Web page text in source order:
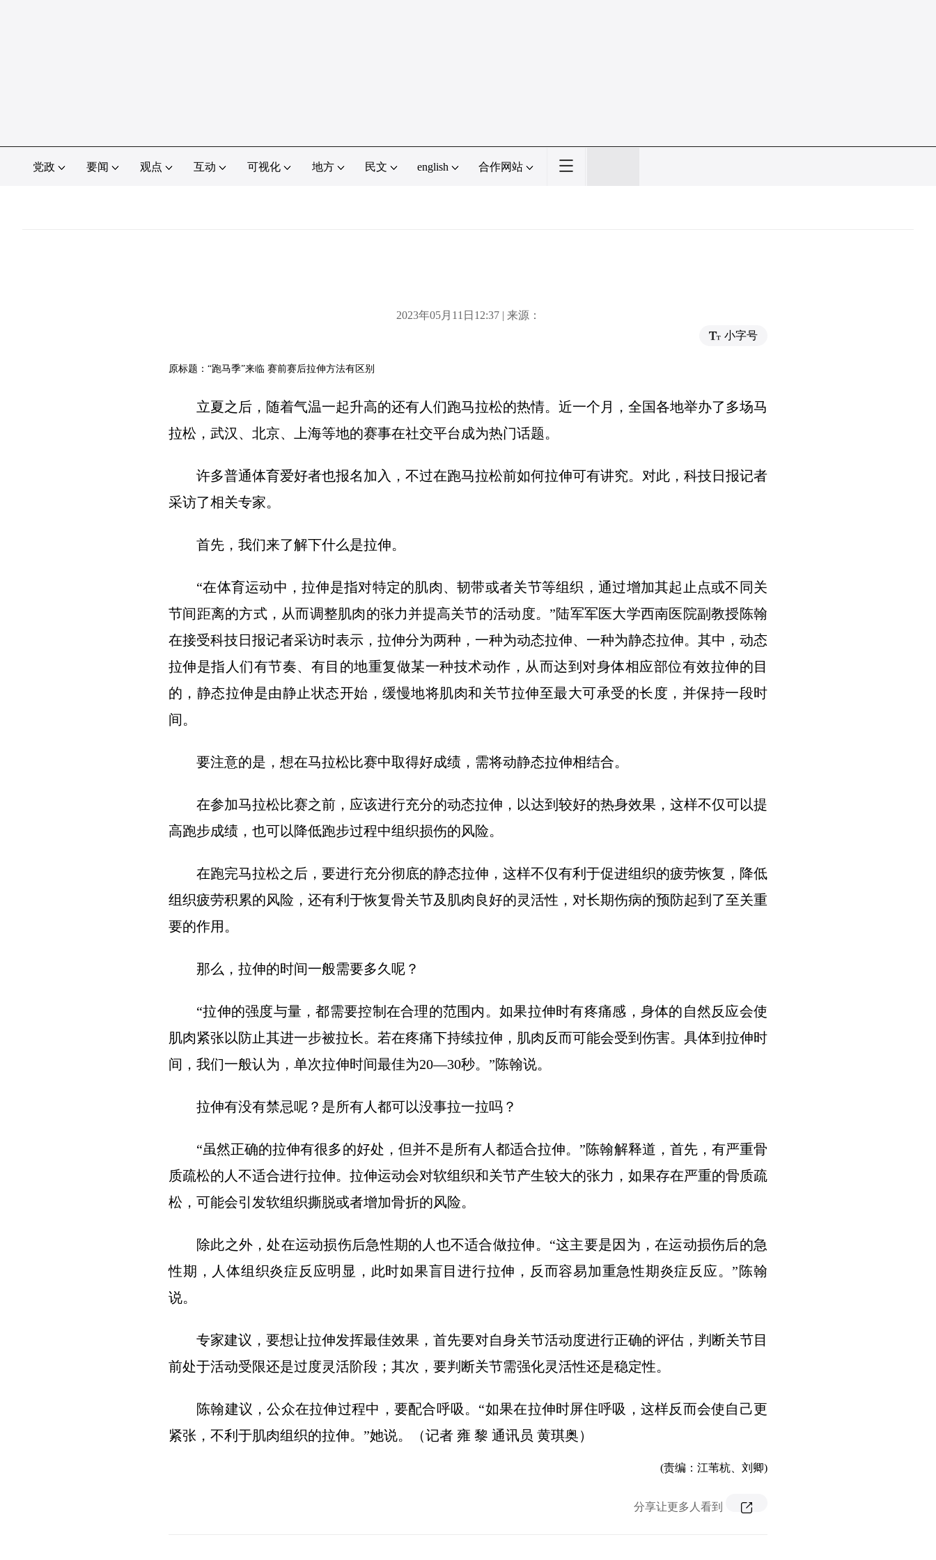
党政 要闻 观点 互动 可视化 地方 民文 english 合作网站
2023年05月11日12:37 | 来源：
小字号
原标题：“跑马季”来临 赛前赛后拉伸方法有区别
立夏之后，随着气温一起升高的还有人们跑马拉松的热情。近一个月，全国各地举办了多场马
拉松，武汉、北京、上海等地的赛事在社交平台成为热门话题。
许多普通体育爱好者也报名加入，不过在跑马拉松前如何拉伸可有讲究。对此，科技日报记者
采访了相关专家。
首先，我们来了解下什么是拉伸。
“在体育运动中，拉伸是指对特定的肌肉、韧带或者关节等组织，通过增加其起止点或不同关
节间距离的方式，从而调整肌肉的张力并提高关节的活动度。”陆军军医大学西南医院副教授陈翰
在接受科技日报记者采访时表示，拉伸分为两种，一种为动态拉伸、一种为静态拉伸。其中，动态
拉伸是指人们有节奏、有目的地重复做某一种技术动作，从而达到对身体相应部位有效拉伸的目
的，静态拉伸是由静止状态开始，缓慢地将肌肉和关节拉伸至最大可承受的长度，并保持一段时
间。
要注意的是，想在马拉松比赛中取得好成绩，需将动静态拉伸相结合。
在参加马拉松比赛之前，应该进行充分的动态拉伸，以达到较好的热身效果，这样不仅可以提
高跑步成绩，也可以降低跑步过程中组织损伤的风险。
在跑完马拉松之后，要进行充分彻底的静态拉伸，这样不仅有利于促进组织的疲劳恢复，降低
组织疲劳积累的风险，还有利于恢复骨关节及肌肉良好的灵活性，对长期伤病的预防起到了至关重
要的作用。
那么，拉伸的时间一般需要多久呢？
“拉伸的强度与量，都需要控制在合理的范围内。如果拉伸时有疼痛感，身体的自然反应会使
肌肉紧张以防止其进一步被拉长。若在疼痛下持续拉伸，肌肉反而可能会受到伤害。具体到拉伸时
间，我们一般认为，单次拉伸时间最佳为20—30秒。”陈翰说。
拉伸有没有禁忌呢？是所有人都可以没事拉一拉吗？
“虽然正确的拉伸有很多的好处，但并不是所有人都适合拉伸。”陈翰解释道，首先，有严重骨
质疏松的人不适合进行拉伸。拉伸运动会对软组织和关节产生较大的张力，如果存在严重的骨质疏
松，可能会引发软组织撕脱或者增加骨折的风险。
除此之外，处在运动损伤后急性期的人也不适合做拉伸。“这主要是因为，在运动损伤后的急
性期，人体组织炎症反应明显，此时如果盲目进行拉伸，反而容易加重急性期炎症反应。”陈翰
说。
专家建议，要想让拉伸发挥最佳效果，首先要对自身关节活动度进行正确的评估，判断关节目
前处于活动受限还是过度灵活阶段；其次，要判断关节需强化灵活性还是稳定性。
陈翰建议，公众在拉伸过程中，要配合呼吸。“如果在拉伸时屏住呼吸，这样反而会使自己更
紧张，不利于肌肉组织的拉伸。”她说。（记者 雍 黎 通讯员 黄琪奥）
(责编：江苇杭、刘卿)
分享让更多人看到